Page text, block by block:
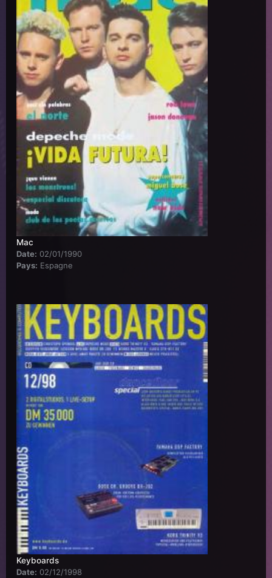
Mac
Date: 02/01/1990
Pays: Espagne
Keyboards
Date: 02/12/1998